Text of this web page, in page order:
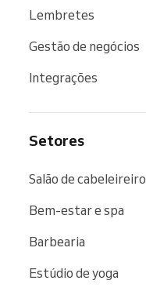
Lembretes
Gestão de negócios
Integrações
Setores
Salão de cabeleireiro
Bem-estar e spa
Barbearia
Estúdio de yoga